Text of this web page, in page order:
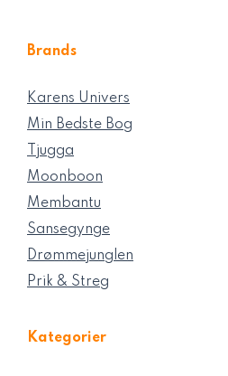
Brands
Karens Univers
Min Bedste Bog
Tjugga
Moonboon
Membantu
Sansegynge
Drømmejunglen
Prik & Streg
Kategorier